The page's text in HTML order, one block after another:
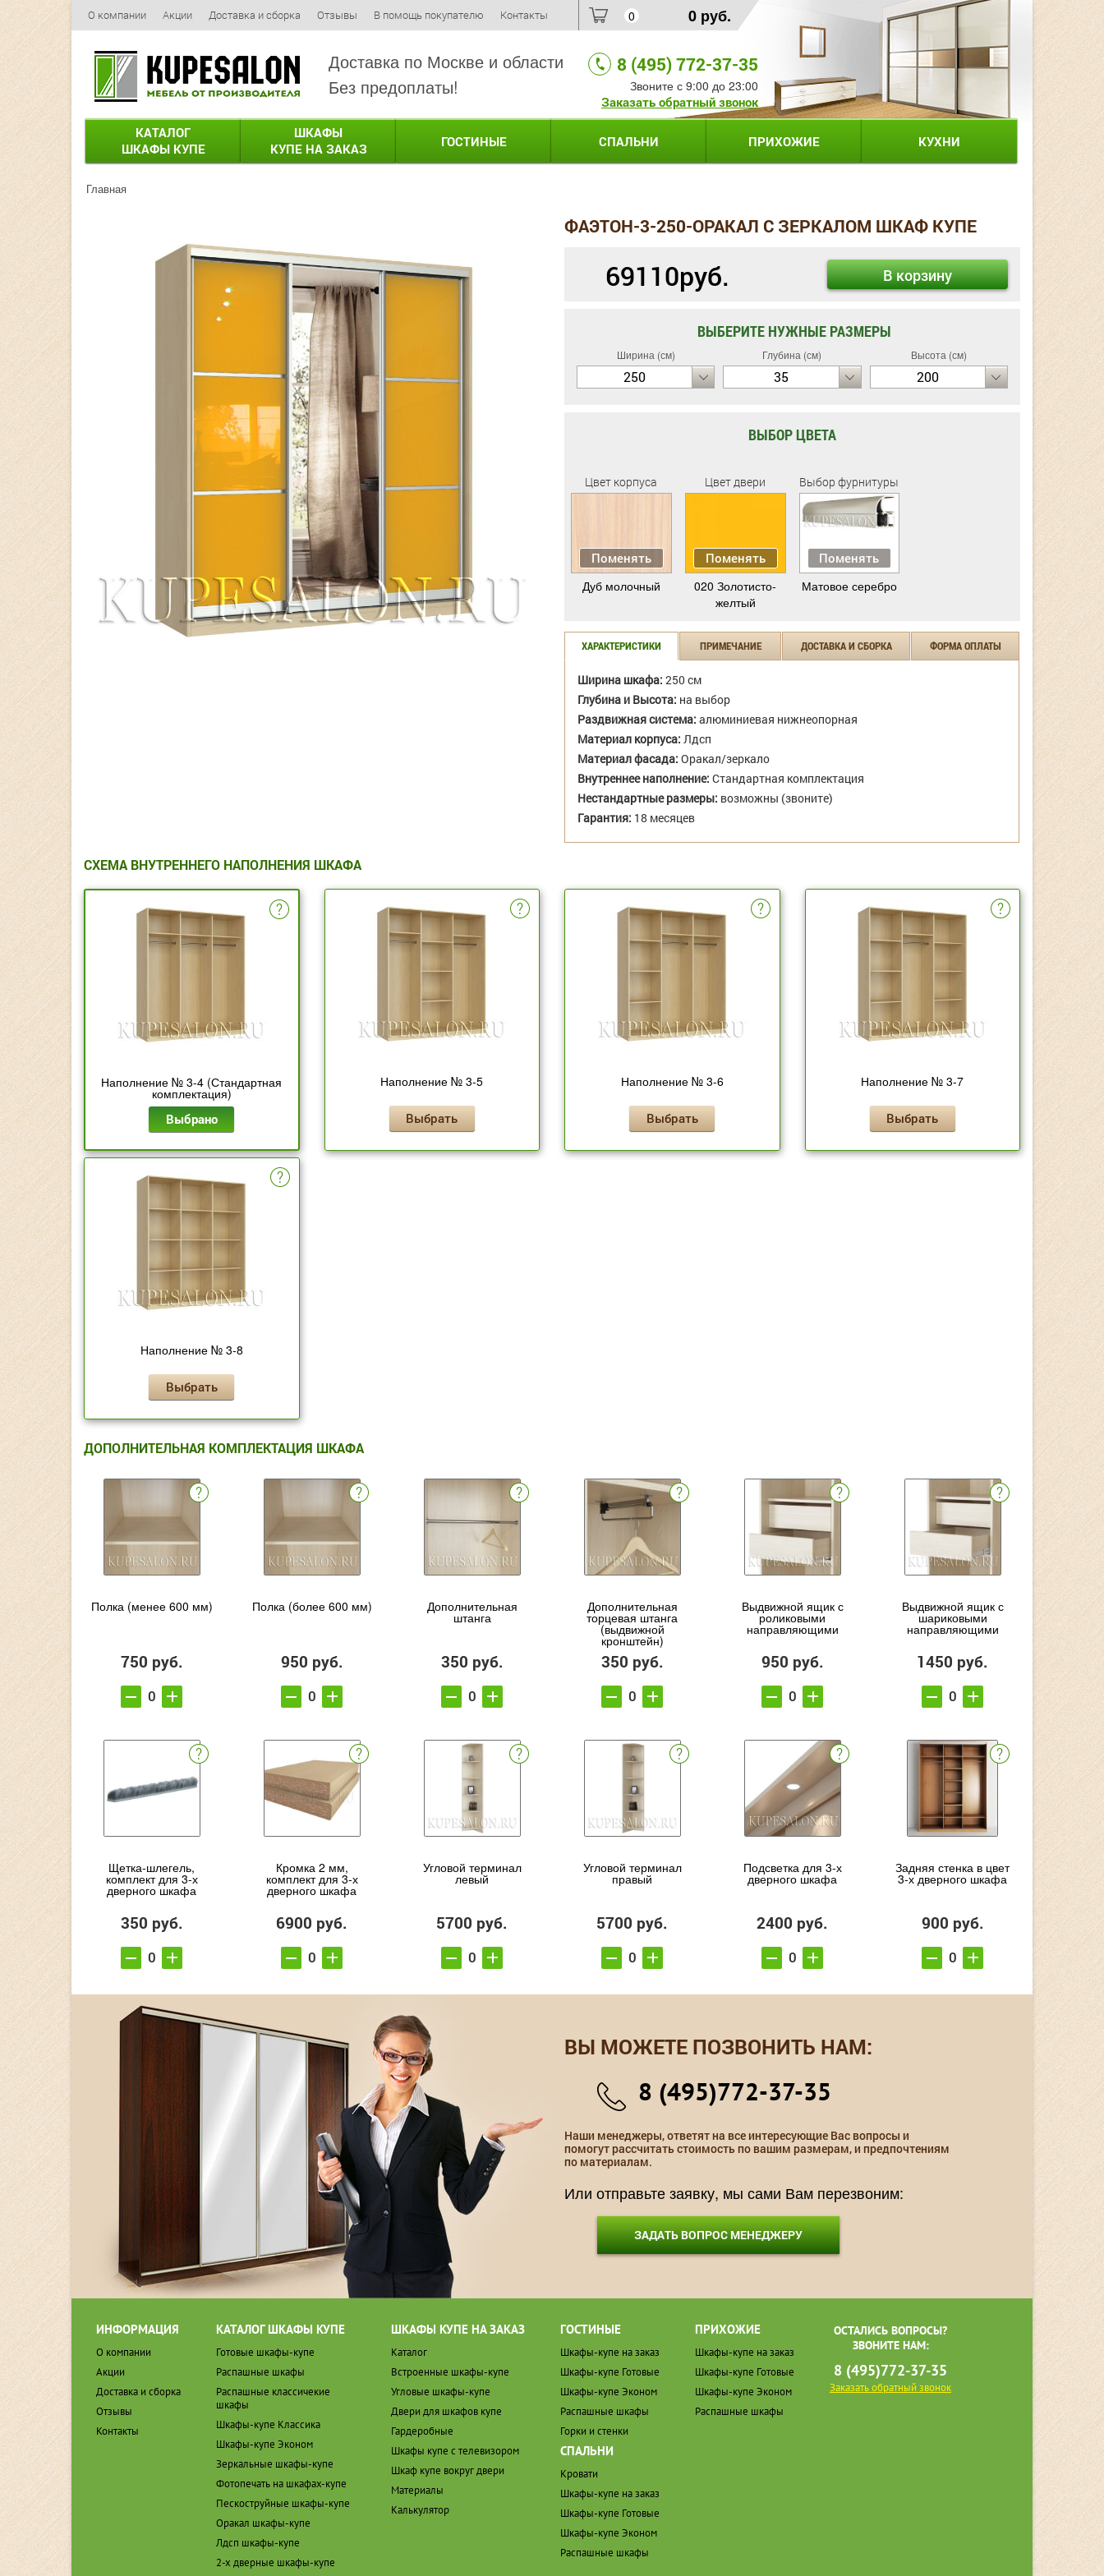
О компании Акции Доставка и сборка Отзывы В помощь покупателю Контакты 0 0 руб.
Доставка по Москве и области
Без предоплаты!
8 (495) 772-37-35
Звоните с 9:00 до 23:00
Заказать обратный звонок
КАТАЛОГ
ШКАФЫ КУПЕ
ШКАФЫ
КУПЕ НА ЗАКАЗ
ГОСТИНЫЕ СПАЛЬНИ ПРИХОЖИЕ КУХНИ
Главная
ФАЭТОН-3-250-ОРАКАЛ С ЗЕРКАЛОМ ШКАФ КУПЕ
69110руб. В корзину
ВЫБЕРИТЕ НУЖНЫЕ РАЗМЕРЫ
Ширина (см)
250
Глубина (см)
35
Высота (см)
200
ВЫБОР ЦВЕТА
Цвет корпуса
Поменять
Дуб молочный
Цвет двери
Поменять
020 Золотисто-
желтый
Выбор фурнитуры
Поменять
Матовое серебро
ХАРАКТЕРИСТИКИ ПРИМЕЧАНИЕ ДОСТАВКА И СБОРКА ФОРМА ОПЛАТЫ
Ширина шкафа: 250 см
Глубина и Высота: на выбор
Раздвижная система: алюминиевая нижнеопорная
Материал корпуса: Лдсп
Материал фасада: Оракал/зеркало
Внутреннее наполнение: Стандартная комплектация
Нестандартные размеры: возможны (звоните)
Гарантия: 18 месяцев
СХЕМА ВНУТРЕННЕГО НАПОЛНЕНИЯ ШКАФА
Наполнение № 3-4 (Стандартная
комплектация)
Выбрано
Наполнение № 3-5
Выбрать
Наполнение № 3-6
Выбрать
Наполнение № 3-7
Выбрать
Наполнение № 3-8
Выбрать
ДОПОЛНИТЕЛЬНАЯ КОМПЛЕКТАЦИЯ ШКАФА
Полка (менее 600 мм)
750 руб.
Полка (более 600 мм)
950 руб.
Дополнительная
штанга
350 руб.
Дополнительная
торцевая штанга
(выдвижной
кронштейн)
350 руб.
Выдвижной ящик с
роликовыми
направляющими
950 руб.
Выдвижной ящик с
шариковыми
направляющими
1450 руб.
Щетка-шлегель,
комплект для 3-х
дверного шкафа
350 руб.
Кромка 2 мм,
комплект для 3-х
дверного шкафа
6900 руб.
Угловой терминал
левый
5700 руб.
Угловой терминал
правый
5700 руб.
Подсветка для 3-х
дверного шкафа
2400 руб.
Задняя стенка в цвет
3-х дверного шкафа
900 руб.
ВЫ МОЖЕТЕ ПОЗВОНИТЬ НАМ:
8 (495)772-37-35
Наши менеджеры, ответят на все интересующие Вас вопросы и
помогут рассчитать стоимость по вашим размерам, и предпочтениям
по материалам.
Или отправьте заявку, мы сами Вам перезвоним:
ЗАДАТЬ ВОПРОС МЕНЕДЖЕРУ
ИНФОРМАЦИЯ
О компании
Акции
Доставка и сборка
Отзывы
Контакты
КАТАЛОГ ШКАФЫ КУПЕ
Готовые шкафы-купе
Распашные шкафы
Распашные классичекие
шкафы
Шкафы-купе Классика
Шкафы-купе Эконом
Зеркальные шкафы-купе
Фотопечать на шкафах-купе
Пескоструйные шкафы-купе
Оракал шкафы-купе
Лдсп шкафы-купе
2-х дверные шкафы-купе
ШКАФЫ КУПЕ НА ЗАКАЗ
Каталог
Встроенные шкафы-купе
Угловые шкафы-купе
Двери для шкафов купе
Гардеробные
Шкафы купе с телевизором
Шкаф купе вокруг двери
Материалы
Калькулятор
ГОСТИНЫЕ
Шкафы-купе на заказ
Шкафы-купе Готовые
Шкафы-купе Эконом
Распашные шкафы
Горки и стенки
СПАЛЬНИ
Кровати
Шкафы-купе на заказ
Шкафы-купе Готовые
Шкафы-купе Эконом
Распашные шкафы
ПРИХОЖИЕ
Шкафы-купе на заказ
Шкафы-купе Готовые
Шкафы-купе Эконом
Распашные шкафы
ОСТАЛИСЬ ВОПРОСЫ?
ЗВОНИТЕ НАМ:
8 (495)772-37-35
Заказать обратный звонок